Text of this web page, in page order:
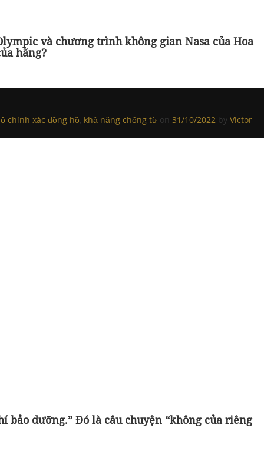
và chương trình không gian Nasa của Hoa
hãng?
chính xác đồng hồ, khả năng chống từ on 31/10/2022 by Victor
bảo dưỡng.” Đó là câu chuyện “không của riêng